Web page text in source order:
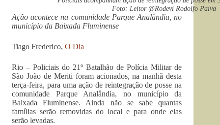
Foto: Leitor @Rodevi Rodolfo Paiva
Ação acontece na comunidade Parque Analândia, no
município da Baixada Fluminense
Tiago Frederico, O Dia
Rio – Policiais do 21º Batalhão de Polícia Militar de
São João de Meriti foram acionados, na manhã desta
terça-feira, para uma ação de reintegração de posse na
comunidade Parque Analândia, no município da
Baixada Fluminense. Ainda não se sabe quantas
famílias serão removidas do local e para onde elas
serão levadas.